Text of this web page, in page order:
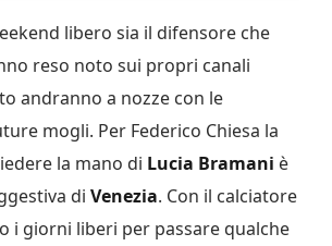
libero sia il difensore che
reso noto sui propri canali
andranno a nozze con le
mogli. Per Federico Chiesa la
la mano di Lucia Bramani è
di Venezia. Con il calciatore
i giorni liberi per passare qualche